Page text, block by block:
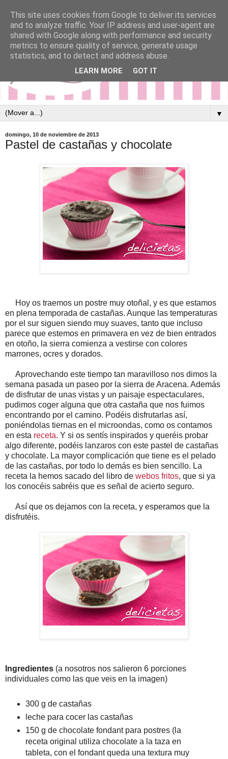
▼
domingo, 10 de noviembre de 2013
Pastel de castañas y chocolate
Hoy os traemos un postre muy otoñal, y es que estamos
en plena temporada de castañas. Aunque las temperaturas
por el sur siguen siendo muy suaves, tanto que incluso
parece que estemos en primavera en vez de bien entrados
en otoño, la sierra comienza a vestirse con colores
marrones, ocres y dorados.
Aprovechando este tiempo tan maravilloso nos dimos la
semana pasada un paseo por la sierra de Aracena. Además
de disfrutar de unas vistas y un paisaje espectaculares,
pudimos coger alguna que otra castaña que nos fuimos
encontrando por el camino. Podéis disfrutarlas así,
poniéndolas tiernas en el microondas, como os contamos
en esta receta. Y si os sentís inspirados y queréis probar
algo diferente, podéis lanzaros con este pastel de castañas
y chocolate. La mayor complicación que tiene es el pelado
de las castañas, por todo lo demás es bien sencillo. La
receta la hemos sacado del libro de webos fritos, que si ya
los conocéis sabréis que es señal de acierto seguro.
Así que os dejamos con la receta, y esperamos que la
disfrutéis.
Ingredientes (a nosotros nos salieron 6 porciones
individuales como las que veis en la imagen)
300 g de castañas
leche para cocer las castañas
150 g de chocolate fondant para postres (la
receta original utiliza chocolate a la taza en
tableta, con el fondant queda una textura muy
This site uses cookies from Google to deliver its services
and to analyze traffic. Your IP address and user-agent are
shared with Google along with performance and security
metrics to ensure quality of service, generate usage
statistics, and to detect and address abuse.
LEARN MORE GOT IT